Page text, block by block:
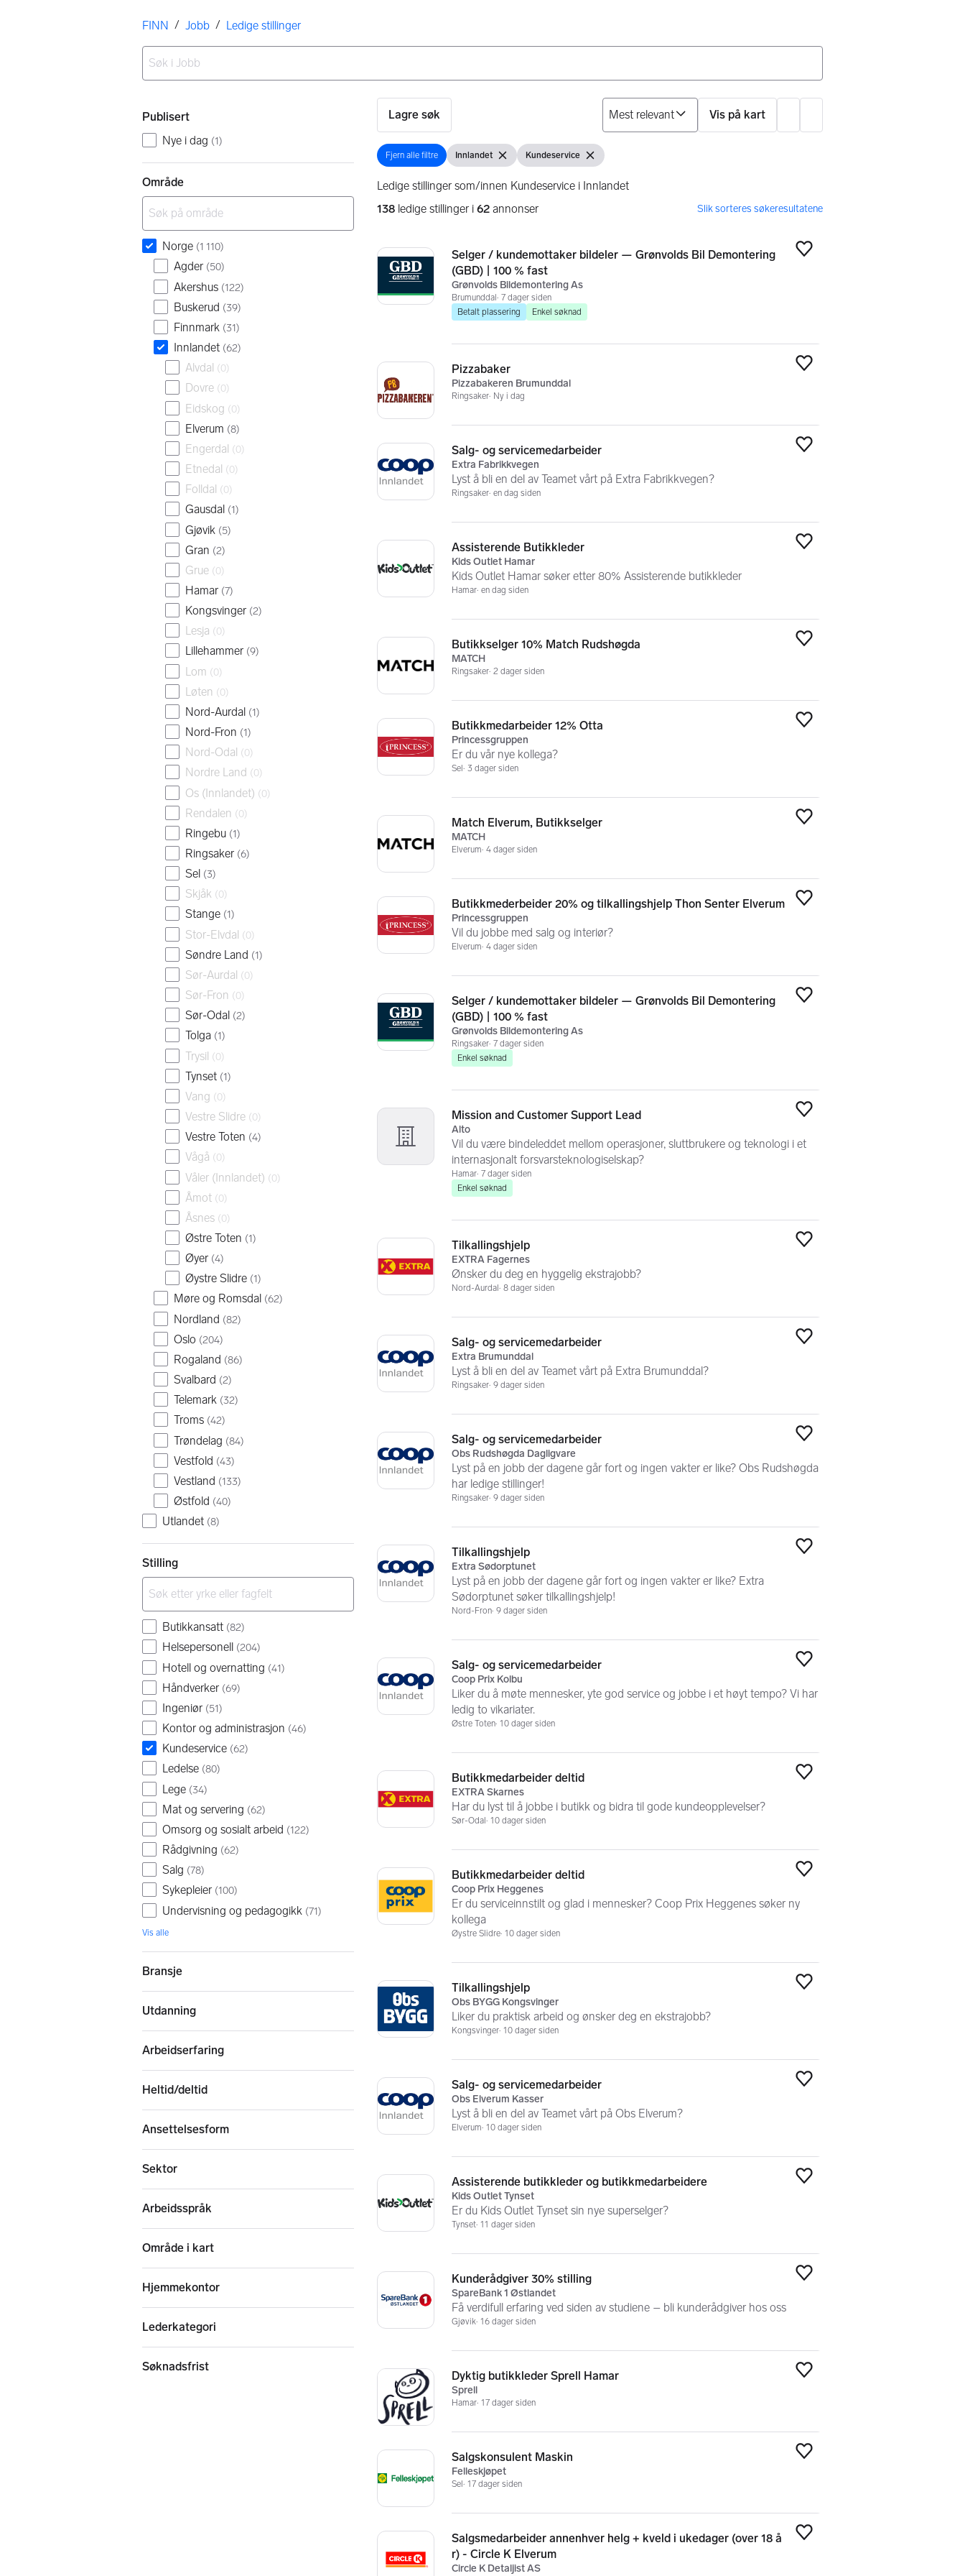
Her er du
FINN / Jobb / Ledige stillinger
Filtre
Publisert
Nye i dag (1)
Område
Norge (1 110)
Agder (50)
Akershus (122)
Buskerud (39)
Finnmark (31)
Innlandet (62)
Alvdal (0)
Dovre (0)
Eidskog (0)
Elverum (8)
Engerdal (0)
Etnedal (0)
Folldal (0)
Gausdal (1)
Gjøvik (5)
Gran (2)
Grue (0)
Hamar (7)
Kongsvinger (2)
Lesja (0)
Lillehammer (9)
Lom (0)
Løten (0)
Nord-Aurdal (1)
Nord-Fron (1)
Nord-Odal (0)
Nordre Land (0)
Os (Innlandet) (0)
Rendalen (0)
Ringebu (1)
Ringsaker (6)
Sel (3)
Skjåk (0)
Stange (1)
Stor-Elvdal (0)
Søndre Land (1)
Sør-Aurdal (0)
Sør-Fron (0)
Sør-Odal (2)
Tolga (1)
Trysil (0)
Tynset (1)
Vang (0)
Vestre Slidre (0)
Vestre Toten (4)
Vågå (0)
Våler (Innlandet) (0)
Åmot (0)
Åsnes (0)
Østre Toten (1)
Øyer (4)
Øystre Slidre (1)
Møre og Romsdal (62)
Nordland (82)
Oslo (204)
Rogaland (86)
Svalbard (2)
Telemark (32)
Troms (42)
Trøndelag (84)
Vestfold (43)
Vestland (133)
Østfold (40)
Utlandet (8)
Stilling
Butikkansatt (82)
Helsepersonell (204)
Hotell og overnatting (41)
Håndverker (69)
Ingeniør (51)
Kontor og administrasjon (46)
Kundeservice (62)
Ledelse (80)
Lege (34)
Mat og servering (62)
Omsorg og sosialt arbeid (122)
Rådgivning (62)
Salg (78)
Sykepleier (100)
Undervisning og pedagogikk (71)
Vis alle
Bransje
Utdanning
Arbeidserfaring
Heltid/deltid
Ansettelsesform
Sektor
Arbeidsspråk
Område i kart
Hjemmekontor
Lederkategori
Søknadsfrist
Lagre søk
Sorter på
Vis på kart
Fjern alle filtre
Fjern alle filtre Vis filter
Innlandet Fjern filterVis filter
Kundeservice Fjern filter
Ledige stillinger som/innen Kundeservice i Innlandet
138ledige stillinger i 62annonser
Søkeresultater
Selger / kundemottaker bildeler — Grønvolds Bil Demontering
(GBD) | 100 % fast
Grønvolds Bildemontering As
Brumunddal
7 dager siden
Betalt plassering
Enkel søknad
Pizzabaker
Pizzabakeren Brumunddal
Ringsaker Ny i dag
Salg- og servicemedarbeider
Extra Fabrikkvegen
Lyst å bli en del av Teamet vårt på Extra Fabrikkvegen?
Ringsaker en dag siden
Assisterende Butikkleder
Kids Outlet Hamar
Kids Outlet Hamar søker etter 80% Assisterende butikkleder
Hamar en dag siden
Butikkselger 10% Match Rudshøgda
MATCH
Ringsaker 2 dager siden
Butikkmedarbeider 12% Otta
Princessgruppen
Er du vår nye kollega?
Sel 3 dager siden
Match Elverum, Butikkselger
MATCH
Elverum 4 dager siden
Butikkmederbeider 20% og tilkallingshjelp Thon Senter Elverum
Princessgruppen
Vil du jobbe med salg og interiør?
Elverum 4 dager siden
Selger / kundemottaker bildeler — Grønvolds Bil Demontering
(GBD) | 100 % fast
Grønvolds Bildemontering As
Ringsaker 7 dager siden
Enkel søknad
Mission and Customer Support Lead
Alto
Vil du være bindeleddet mellom operasjoner, sluttbrukere og teknologi i et
internasjonalt forsvarsteknologiselskap?
Hamar 7 dager siden
Enkel søknad
Tilkallingshjelp
EXTRA Fagernes
Ønsker du deg en hyggelig ekstrajobb?
Nord-Aurdal 8 dager siden
Salg- og servicemedarbeider
Extra Brumunddal
Lyst å bli en del av Teamet vårt på Extra Brumunddal?
Ringsaker 9 dager siden
Salg- og servicemedarbeider
Obs Rudshøgda Dagligvare
Lyst på en jobb der dagene går fort og ingen vakter er like? Obs Rudshøgda
har ledige stillinger!
Ringsaker 9 dager siden
Tilkallingshjelp
Extra Sødorptunet
Lyst på en jobb der dagene går fort og ingen vakter er like? Extra
Sødorptunet søker tilkallingshjelp!
Nord-Fron 9 dager siden
Salg- og servicemedarbeider
Coop Prix Kolbu
Liker du å møte mennesker, yte god service og jobbe i et høyt tempo? Vi har
ledig to vikariater.
Østre Toten 10 dager siden
Butikkmedarbeider deltid
EXTRA Skarnes
Har du lyst til å jobbe i butikk og bidra til gode kundeopplevelser?
Sør-Odal 10 dager siden
Butikkmedarbeider deltid
Coop Prix Heggenes
Er du serviceinnstilt og glad i mennesker? Coop Prix Heggenes søker ny
kollega
Øystre Slidre 10 dager siden
Tilkallingshjelp
Obs BYGG Kongsvinger
Liker du praktisk arbeid og ønsker deg en ekstrajobb?
Kongsvinger 10 dager siden
Salg- og servicemedarbeider
Obs Elverum Kasser
Lyst å bli en del av Teamet vårt på Obs Elverum?
Elverum 10 dager siden
Assisterende butikkleder og butikkmedarbeidere
Kids Outlet Tynset
Er du Kids Outlet Tynset sin nye superselger?
Tynset 11 dager siden
Kunderådgiver 30% stilling
SpareBank 1 Østlandet
Få verdifull erfaring ved siden av studiene – bli kunderådgiver hos oss
Gjøvik 16 dager siden
Dyktig butikkleder Sprell Hamar
Sprell
Hamar 17 dager siden
Salgskonsulent Maskin
Felleskjøpet
Sel 17 dager siden
Salgsmedarbeider annenhver helg + kveld i ukedager (over 18 å
r) - Circle K Elverum
Circle K Detaljist AS